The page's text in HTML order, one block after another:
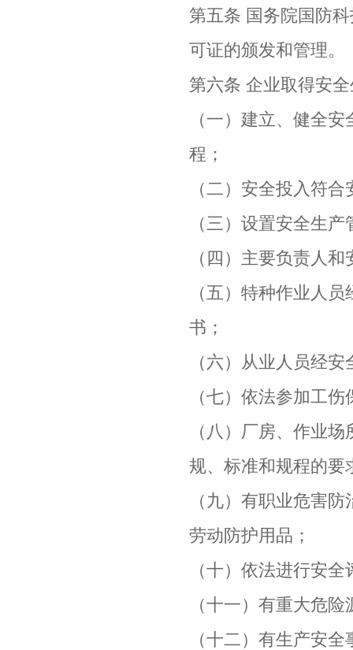
第五条 国务院国防
可证的颁发和管理。
第六条 企业取得安
（一）建立、健全
程；
（二）安全投入符
（三）设置安全生
（四）主要负责人
（五）特种作业人
书；
（六）从业人员经
（七）依法参加工
（八）厂房、作业
规、标准和规程的要
（九）有职业危害
劳动防护用品；
（十）依法进行安全
（十一）有重大危
（十二）有生产安